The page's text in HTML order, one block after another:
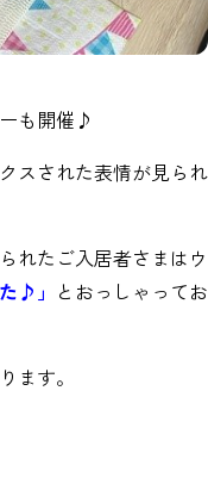
も開催♪
スされた表情が見られ
れたご入居者さまはウ
♪」 とおっしゃってお
ます。